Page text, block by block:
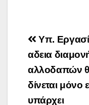
Post
Υπ.
αδεια
αλλοδαπών
δίνεται μόνο
υπάρχει